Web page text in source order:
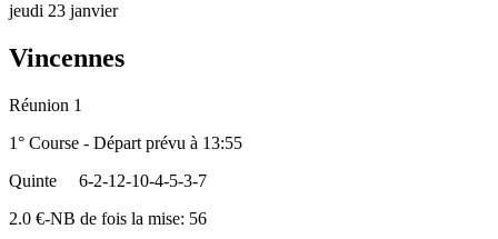
jeudi 23 janvier
Vincennes
Réunion 1
1° Course - Départ prévu à 13:55
Quinte
6-2-12-10-4-5-3-7
2.0 €-NB de fois la mise: 56